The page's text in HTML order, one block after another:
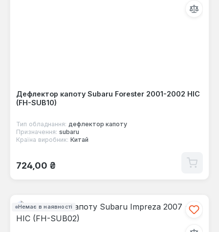
Дефлектор капоту Subaru Forester 2001-2002 HIC
(FH-SUB10)
Тип обладнання: дефлектор капоту
Призначення: subaru
Країна виробник: Китай
Звичайна ціна:
724,00 ₴
Немає в наявності